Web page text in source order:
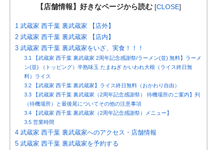
【店舗情報】好きなページから読む [CLOSE]
1 武蔵家 西千葉 裏武蔵家 【店外】
2 武蔵家 西千葉 裏武蔵家 【店内】
3 武蔵家 西千葉 裏武蔵家をいざ、実食！！！
3.1
【武蔵家 西千葉 裏武蔵家 2周年記念感謝祭/ラーメン(並) 無料】ラーメ
ン(並) （トッピング）半熟味玉 たまねぎ かいわれ大根（ライス終日無
料）ライス
3.2 【武蔵家 西千葉 裏武蔵家】ライス終日無料（おかわり自由）
3.3 【武蔵家 西千葉 裏武蔵家（2周年記念感謝祭） 待機場所のご案内】列
（待機場所）と最後尾についてその他の注意事項
3.4 【武蔵家 西千葉 裏武蔵家（2周年記念感謝祭）メニュー】
3.5 営業時間
4 武蔵家 西千葉 裏武蔵家へのアクセス・店舗情報
5 武蔵家 西千葉 裏武蔵家を予約する